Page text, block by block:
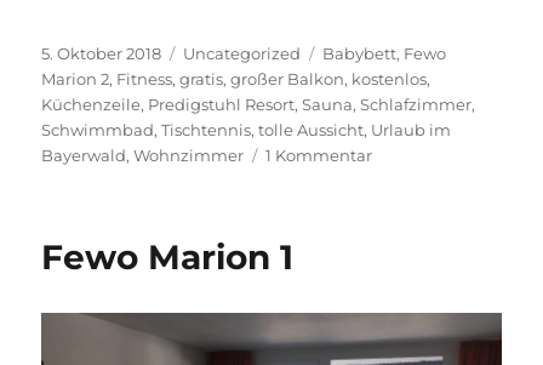
Veröffentlicht
am
5. Oktober 2018 Kategorien
Uncategorized Schlagwörter
Babybett, Fewo
Marion 2, Fitness,gratis,großer Balkon, kostenlos,
Küchenzeile, Predigstuhl Resort,Sauna,Schlafzimmer,
Schwimmbad,Tischtennis,tolle Aussicht, Urlaub im
Bayerwald,Wohnzimmer 1 Kommentarzu
Fewo Marion 1